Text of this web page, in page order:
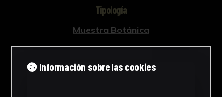
Tipología
Muestra Botánica
Cronología
SF
Información sobre las cookies